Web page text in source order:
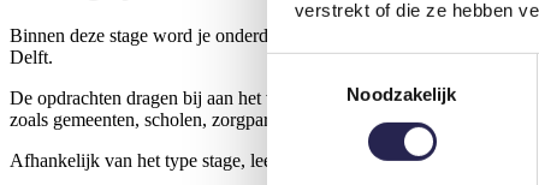
verstrekt of die ze hebben
Noodzakelijk
Binnen deze stage word je onderdeel van
Delft.
De opdrachten dragen bij aan het versterken van sportparticipatie,
zoals gemeenten, scholen, zorgpartners, welzijnsorganisaties en
Afhankelijk van het type stage, leerjaar en niveau zal er een